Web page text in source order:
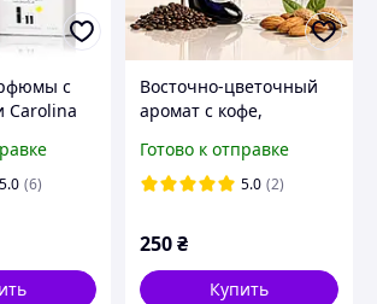
с
Carolina
5.0 (6)
Восточно-цветочный
аромат с кофе,
Carolina Herrera Good
Girl Каролина Гуд Гел,
Готово к отправке
5.0 (2)
250₴
Купить